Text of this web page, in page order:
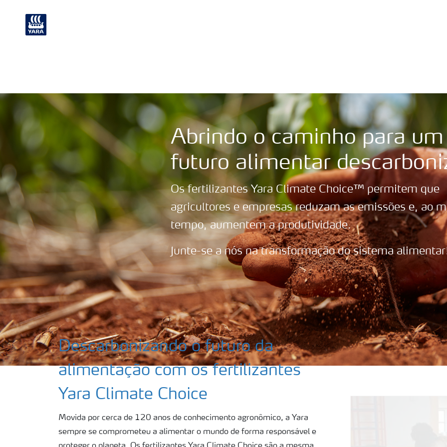
Yara Climate Choice
Abrindo o caminho para um
futuro alimentar
Os fertilizantes Yara Climate Choice™ permitem que
agricultores e empresas reduzam as emissões e, ao
tempo, aumentem a produtividade.
Junte-se a nós na transformação do sistema
Descarbonizando o futuro da
alimentação com os fertilizantes
Yara Climate Choice
Movida por cerca de 120 anos de conhecimento agronômico, a Yara
sempre se comprometeu a alimentar o mundo de forma responsável e